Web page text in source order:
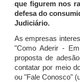
que figurem nos
defesa do
Judiciário.
As empresas
"Como Aderir -
proposta de
contatar por meio
ou "Fale Conosco"